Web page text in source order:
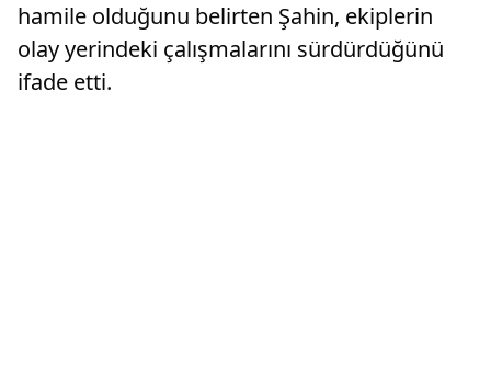
hamile olduğunu belirten Şahin, ekiplerin
olay yerindeki çalışmalarını sürdürdüğünü
ifade etti.